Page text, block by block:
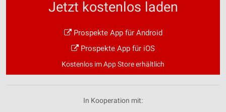
Jetzt kostenlos laden
Prospekte App für Android
Prospekte App für iOS
Kostenlos im App Store erhältlich
In Kooperation mit: